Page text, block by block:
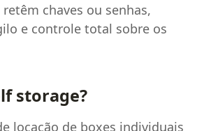
chaves ou senhas,
e controle total sobre os
storage?
locação de boxes individuais